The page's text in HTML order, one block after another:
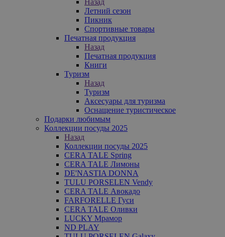
Летний сезон
Пикник
Спортивные товары
Печатная продукция
Назад
Печатная продукция
Книги
Туризм
Назад
Туризм
Аксесуары для туризма
Оснащение туристическое
Подарки любимым
Коллекции посуды 2025
Назад
Коллекции посуды 2025
CERA TALE Spring
CERA TALE Лимоны
DE'NASTIA DONNA
TULU PORSELEN Vendy
CERA TALE Авокадо
FARFORELLE Гуси
CERA TALE Оливки
LUCKY Мрамор
ND PLAY